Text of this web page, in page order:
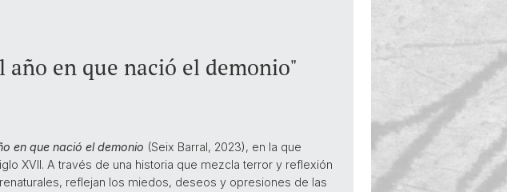
en que nació el demonio"
en que nació el demonio (Seix Barral, 2023), en la que
XVII. A través de una historia que mezcla terror y reflexión
reflejan los miedos, deseos y opresiones de las